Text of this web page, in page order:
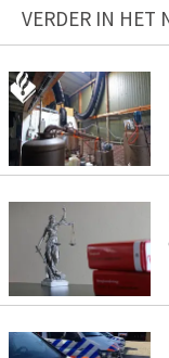
VERDER IN HET